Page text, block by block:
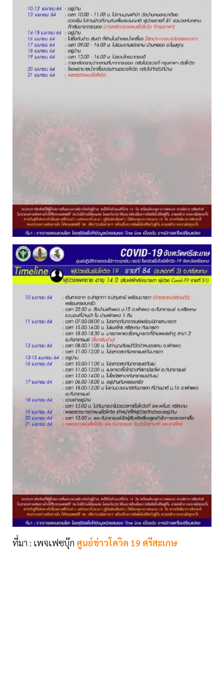
ที่มา : เพจเฟซบุ๊ก ศูนย์ข่าวโควิด 19 ศรีสะเกษ